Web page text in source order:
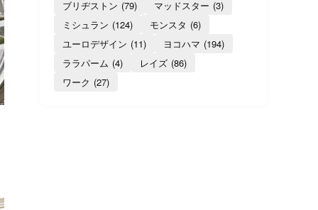
ブリヂストン (79) マッドスター (3)
ミシュラン (124) モンスタ (6)
ユーロデザイン (11) ヨコハマ (194)
ララパーム (4) レイズ (86)
ワーク (27)